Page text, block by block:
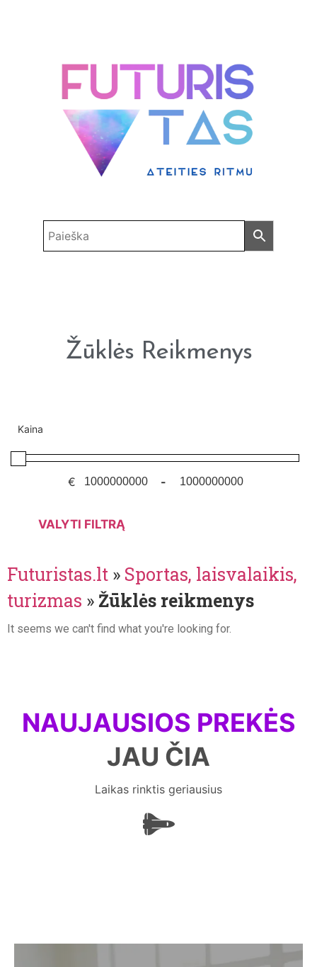
Žūklės Reikmenys
Kaina
€ -
VALYTI FILTRĄ
Futuristas.lt » Sportas, laisvalaikis,
turizmas » Žūklės reikmenys
It seems we can't find what you're looking for.
NAUJAUSIOS PREKĖS
JAU ČIA
Laikas rinktis geriausius